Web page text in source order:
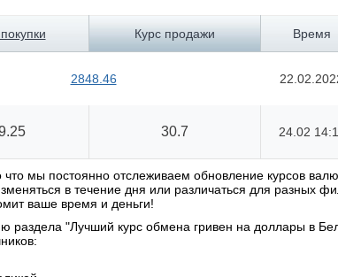
Курс продажи Время
2848.46
30.7 24.02
мы постоянно отслеживаем обновление курсов
в течение дня или различаться для разных
ваше время и деньги!
раздела "Лучший курс обмена гривен на доллары в